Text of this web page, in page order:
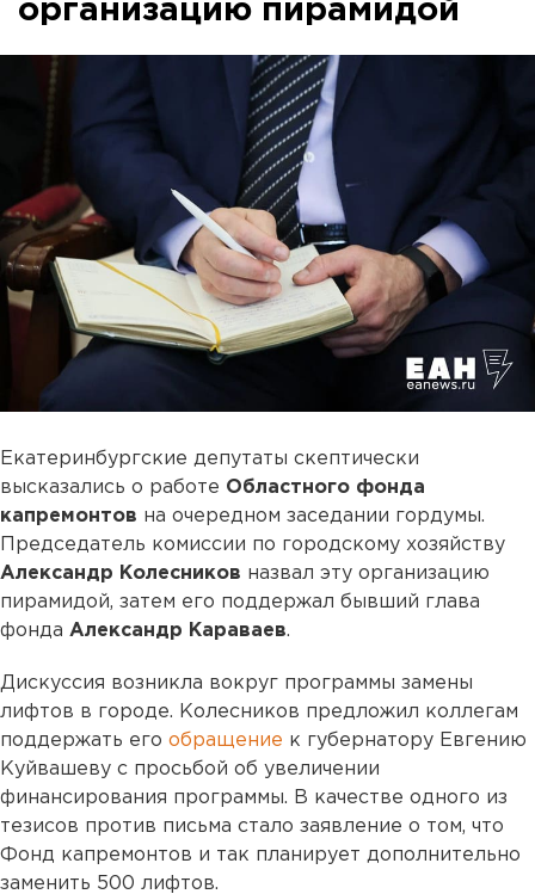
организацию пирамидой
Екатеринбургские депутаты скептически
высказались о работе Областного фонда
капремонтов на очередном заседании гордумы.
Председатель комиссии по городскому хозяйству
Александр Колесников назвал эту организацию
пирамидой, затем его поддержал бывший глава
фонда Александр Караваев.
Дискуссия возникла вокруг программы замены
лифтов в городе. Колесников предложил коллегам
поддержать его обращение к губернатору Евгению
Куйвашеву с просьбой об увеличении
финансирования программы. В качестве одного из
тезисов против письма стало заявление о том, что
Фонд капремонтов и так планирует дополнительно
заменить 500 лифтов.